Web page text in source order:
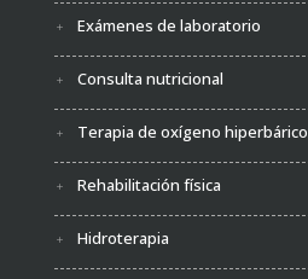
Exámenes de laboratorio
Consulta nutricional
Terapia de oxígeno hiperbárico
Rehabilitación física
Hidroterapia